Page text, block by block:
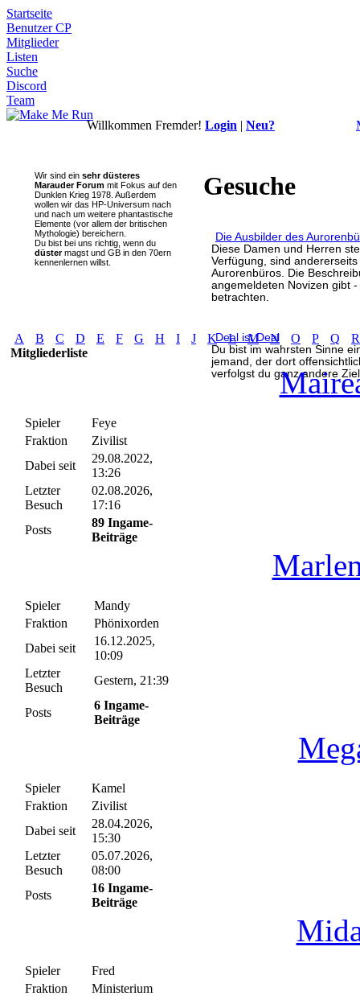
Startseite
Benutzer CP
Mitglieder
Listen
Suche
Discord
Team
Willkommen Fremder! Login | Neu?
Wir sind ein sehr düsteres
Marauder Forum mit Fokus auf den
Dunklen Krieg 1978. Außerdem
wollen wir das HP-Universum nach
und nach um weitere phantastische
Elemente (vor allem der britischen
Mythologie) bereichern.
Du bist bei uns richtig, wenn du
düstermagst und GB in den 70ern
kennenlernen willst.
Gesuche
Die Ausbilder des
Diese Damen und Herren
Verfügung, sind
Aurorenbüros. Die
angemeldeten Novizen gibt
betrachten.
Deal ist Deal
Du bist im wahrsten Sinne
jemand, der dort
verfolgst du ganz andere
A B C D E F G H I J K L M N O P Q
R
Mitgliederliste
Spieler
Feye
Fraktion
Zivilist
Dabei seit
29.08.2022,
13:26
Letzter
Besuch
02.08.2026,
17:16
Posts
89 Ingame-
Beiträge
Spieler
Mandy
Fraktion
Phönixorden
Dabei seit
16.12.2025,
10:09
Letzter
Besuch
Gestern, 21:39
Posts
6 Ingame-
Beiträge
Spieler
Kamel
Fraktion
Zivilist
Dabei seit
28.04.2026,
15:30
Letzter
Besuch
05.07.2026,
08:00
Posts
16 Ingame-
Beiträge
Spieler
Fred
Fraktion
Ministerium